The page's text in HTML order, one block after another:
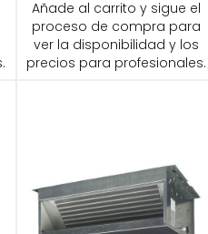
Añade al carrito y sigue el
proceso de compra para
ver la disponibilidad y los
precios para profesionales.